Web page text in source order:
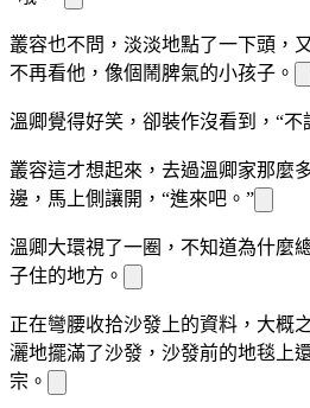
叢容也不問，淡淡地點了一下頭，
不再看他，像個鬧脾氣的小孩子。
溫卿覺得好笑，卻裝作沒看到，“不
叢容這才想起來， 去過溫卿家那麼
邊，馬上側讓開，“進來吧。”
溫卿大環視了一圈，不知道為什麼
子住的地方。
正在彎腰收拾沙發上的資料，大概
灑地擺滿了沙發，沙發前的地毯上
宗。